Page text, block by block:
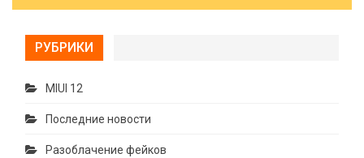
РУБРИКИ
MIUI 12
Последние новости
Разоблачение фейков